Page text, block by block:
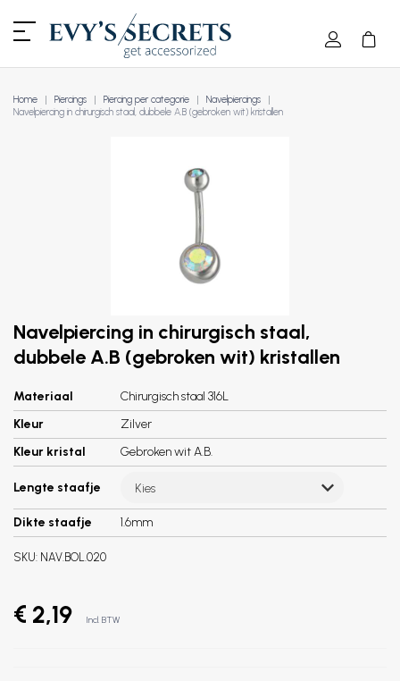
Home Piercings Piercing per categorie
Navelpiercings
Navelpiercing in chirurgisch staal, dubbele A.B (gebroken wit) kristallen
Navelpiercing in chirurgisch staal,
dubbele A.B (gebroken wit) kristallen
Materiaal
Chirurgisch staal 316L
Kleur
Zilver
Kleur kristal
Gebroken wit A.B.
Lengte staafje Kies
Dikte staafje 1.6mm
SKU: NAV.BOL.020
€ 2,19 Incl. BTW